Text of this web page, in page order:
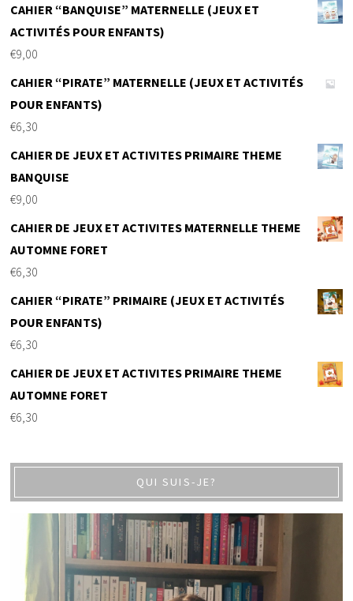
CAHIER “BANQUISE” MATERNELLE (JEUX ET
ACTIVITÉS POUR ENFANTS)
€9,00
CAHIER “PIRATE” MATERNELLE (JEUX ET ACTIVITÉS
POUR ENFANTS)
€6,30
CAHIER DE JEUX ET ACTIVITES PRIMAIRE THEME
BANQUISE
€9,00
CAHIER DE JEUX ET ACTIVITES MATERNELLE THEME
AUTOMNE FORET
€6,30
CAHIER “PIRATE” PRIMAIRE (JEUX ET ACTIVITÉS
POUR ENFANTS)
€6,30
CAHIER DE JEUX ET ACTIVITES PRIMAIRE THEME
AUTOMNE FORET
€6,30
QUI SUIS-JE?